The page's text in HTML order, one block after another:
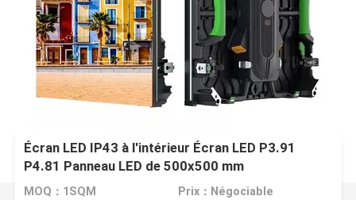
Écran LED IP43 à l'intérieur Écran LED P3.91
P4.81 Panneau LED de 500x500 mm
MOQ：1SQM Prix：Négociable